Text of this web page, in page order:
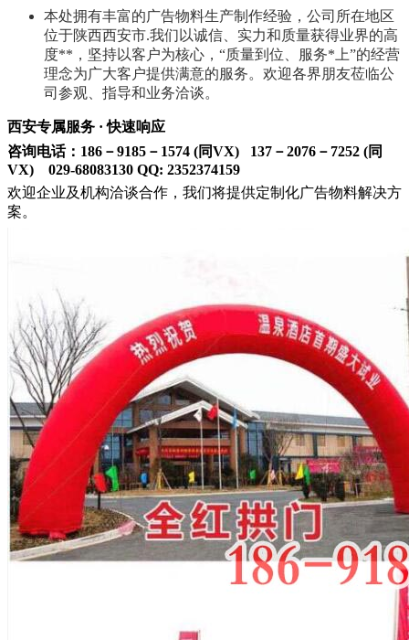
本处拥有丰富的广告物料生产制作经验，公司所在地区
位于陕西西安市.我们以诚信、实力和质量获得业界的高
度**，坚持以客户为核心，“质量到位、服务*上”的经营
理念为广大客户提供满意的服务。欢迎各界朋友莅临公
司参观、指导和业务洽谈。
西安专属服务 · 快速响应
咨询电话：186－9185－1574 (同VX) 137－2076－7252 (同
VX) 029-68083130 QQ: 2352374159
欢迎企业及机构洽谈合作，我们将提供定制化广告物料解决方
案。